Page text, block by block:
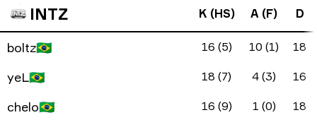
INTZ K (HS) A (F) D
boltz🇧🇷 16 (5) 10 (1) 18
yeL🇧🇷 18 (7) 4 (3) 16
chelo🇧🇷 16 (9) 1 (0) 18